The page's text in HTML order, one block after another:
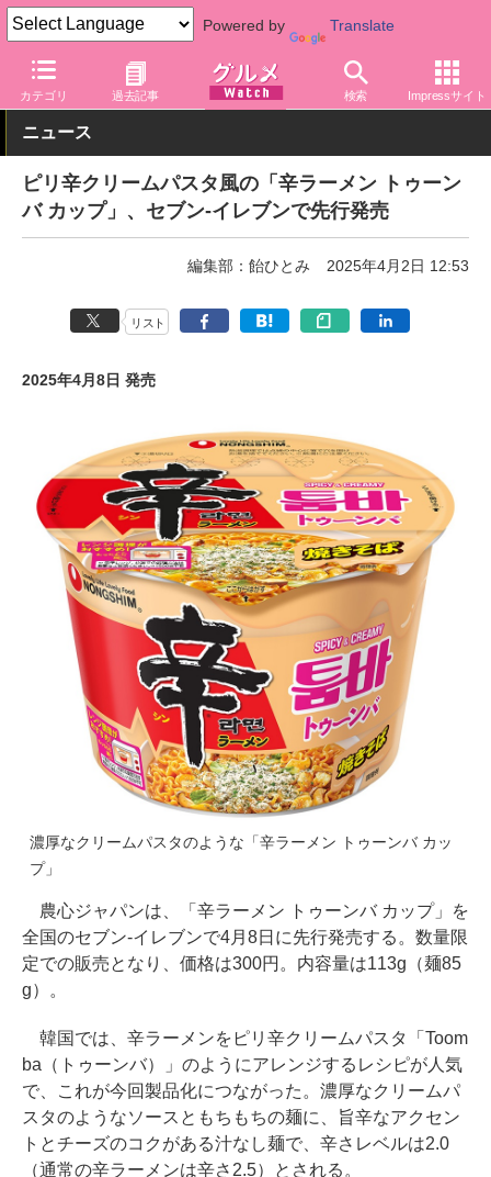
Powered by Translate
カテゴリ 過去記事 検索 Impressサイト
グルメ Watch 食品
ニュース
ピリ辛クリームパスタ風の「辛ラーメン トゥーン
バ カップ」、セブン-イレブンで先行発売
編集部：飴ひとみ 2025年4月2日 12:53
リスト
2025年4月8日 発売
濃厚なクリームパスタのような「辛ラーメン トゥーンバ カッ
プ」
農心ジャパンは、「辛ラーメン トゥーンバ カップ」を
全国のセブン-イレブンで4月8日に先行発売する。数量限
定での販売となり、価格は300円。内容量は113g（麺85
g）。
韓国では、辛ラーメンをピリ辛クリームパスタ「Toom
ba（トゥーンバ）」のようにアレンジするレシピが人気
で、これが今回製品化につながった。濃厚なクリームパ
スタのようなソースともちもちの麺に、旨辛なアクセン
トとチーズのコクがある汁なし麺で、辛さレベルは2.0
（通常の辛ラーメンは辛さ2.5）とされる。